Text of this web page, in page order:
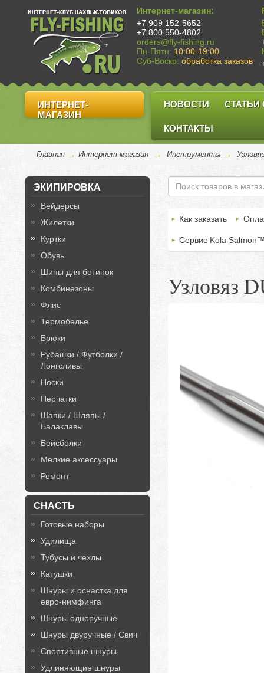
Интернет-магазин:
+7 909 152-5652
+7 800 550-4802
orders@fly-fishing.ru
Пн-Пятн: 10:00-19:00
Суб-Воскр: обработка заказов
ИНТЕРНЕТ-
МАГАЗИН
НОВОСТИ СТАТЬИ
КОНТАКТЫ
Главная → Интернет-магазин → Инструменты →
ЭКИПИРОВКА
Вейдерсы
Жилетки
Куртки
Обувь
Шипы для ботинок
Комбинезоны
Флис
Термобелье
Брюки
Рубашки / Футболки /
Лонгсливы
Носки
Перчатки
Шапки / Шляпы /
Балаклавы
Бейсболки
Мелкие аксессуары
Ремонт
СНАСТЬ
Готовые наборы
Удилища
Тубусы и чехлы
Катушки
Шнуры и оснастка для
евро-нимфинга
Шнуры одноручные
Шнуры двуручные / Свич
Спортивные шнуры
Удлиняющие шнуры
Как заказать
Сервис Kola
Узловяз